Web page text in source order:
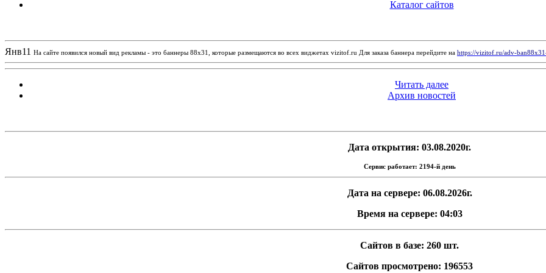
Каталог сайтов
Янв11 На сайте появился новый вид рекламы - это баннеры 88х31, которые размещаются во всех виджетах vizitof.ru Для заказа баннера перейдите на https://vizitof.ru/adv-
Читать далее
Архив новостей
Дата открытия: 03.08.2020г.
Сервис работает: 2194-й день
Дата на сервере: 06.08.2026г.
Время на сервере: 04:03
Сайтов в базе: 260 шт.
Сайтов просмотрено: 196553